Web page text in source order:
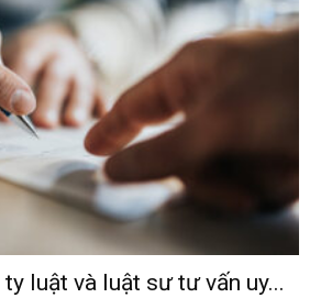
luật và luật sư tư vấn uy...